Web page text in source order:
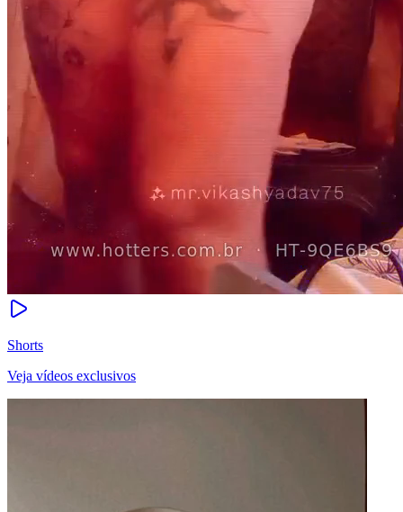
Shorts
Veja vídeos exclusivos